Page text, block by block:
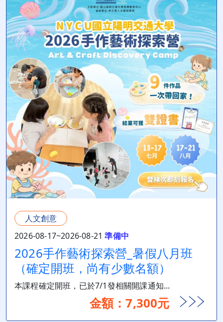
人文創意
2026-08-17~2026-08-21準備中
2026手作藝術探索營_暑假八月班
（確定開班，尚有少數名額）
本課程確定開班，已於7/1發相關開課通知...
金額：7,300元